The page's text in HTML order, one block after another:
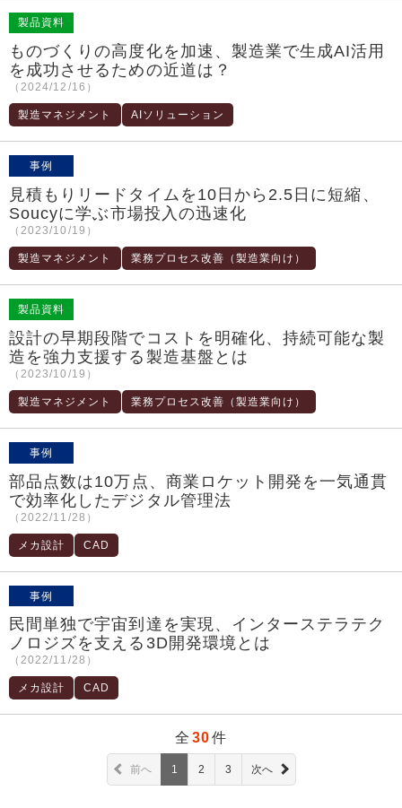
製品資料
ものづくりの高度化を加速、製造業で生成AI活用
を成功させるための近道は？
（2024/12/16）
製造マネジメント AIソリューション
事例
見積もりリードタイムを10日から2.5日に短縮、
Soucyに学ぶ市場投入の迅速化
（2023/10/19）
製造マネジメント 業務プロセス改善（製造業向け）
製品資料
設計の早期段階でコストを明確化、持続可能な製
造を強力支援する製造基盤とは
（2023/10/19）
製造マネジメント 業務プロセス改善（製造業向け）
事例
部品点数は10万点、商業ロケット開発を一気通貫
で効率化したデジタル管理法
（2022/11/28）
メカ設計 CAD
事例
民間単独で宇宙到達を実現、インターステラテク
ノロジズを支える3D開発環境とは
（2022/11/28）
メカ設計 CAD
全 30件
前へ 1 2 3 次へ